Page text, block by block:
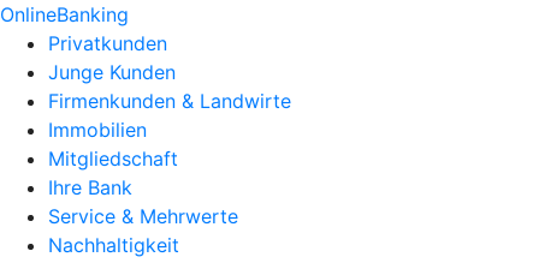
OnlineBanking
Privatkunden
Junge Kunden
Firmenkunden & Landwirte
Immobilien
Mitgliedschaft
Ihre Bank
Service & Mehrwerte
Nachhaltigkeit